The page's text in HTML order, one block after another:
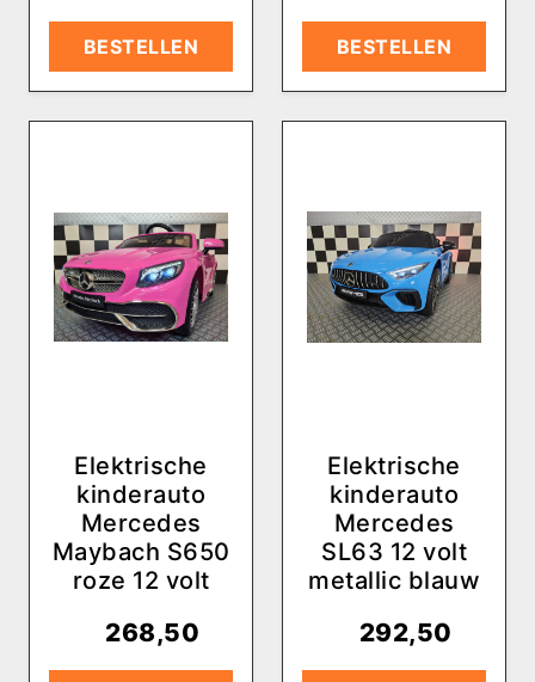
BESTELLEN BESTELLEN
Elektrische
kinderauto
Mercedes
Maybach S650
roze 12 volt
268,50
Elektrische
kinderauto
Mercedes
SL63 12 volt
metallic blauw
292,50